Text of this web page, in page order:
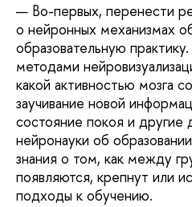
Во-первых, перенести
о нейронных механизмах
образовательную
методами
какой активностью мозга
заучивание новой
состояние покоя и
нейронауки об
знания о том, как между
появляются, крепнут или
подходы к обучению.